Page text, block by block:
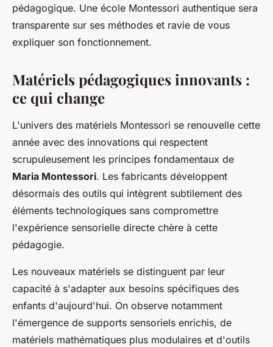
pédagogique. Une école Montessori authentique sera
transparente sur ses méthodes et ravie de vous
expliquer son fonctionnement.
Matériels pédagogiques innovants :
ce qui change
L'univers des matériels Montessori se renouvelle cette
année avec des innovations qui respectent
scrupuleusement les principes fondamentaux de
Maria Montessori. Les fabricants développent
désormais des outils qui intègrent subtilement des
éléments technologiques sans compromettre
l'expérience sensorielle directe chère à cette
pédagogie.
Les nouveaux matériels se distinguent par leur
capacité à s'adapter aux besoins spécifiques des
enfants d'aujourd'hui. On observe notamment
l'émergence de supports sensoriels enrichis, de
matériels mathématiques plus modulaires et d'outils